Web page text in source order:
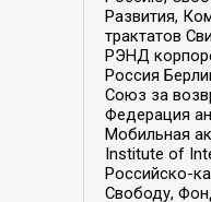
Развития,
трактатов
РЭНД
Россия
Союз за
Федерация
Мобильная
Institute of
Российско-
Свободу,